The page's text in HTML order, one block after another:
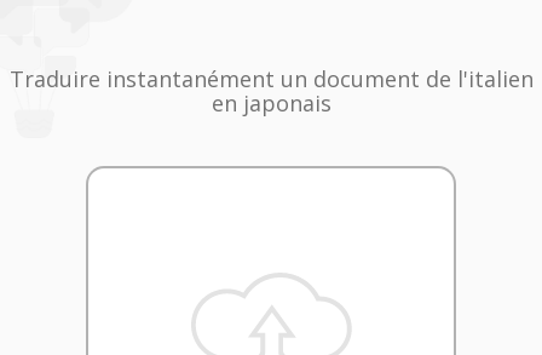
Traduire instantanément un document de l'italien
en japonais